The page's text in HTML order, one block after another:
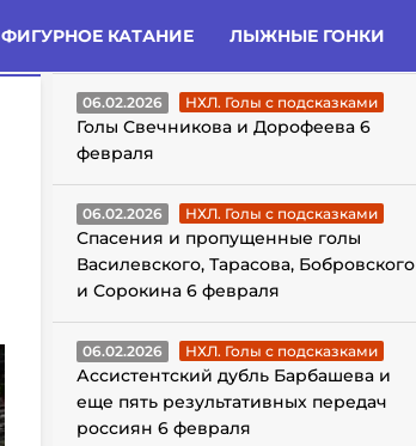
ФИГУРНОЕ КАТАНИЕ ЛЫЖНЫЕ ГОНКИ
ГОЛЫ С ПОДСКАЗКАМИ
06.02.2026 НХЛ. Голы с подсказками
Голы Свечникова и Дорофеева 6
февраля
06.02.2026 НХЛ. Голы с подсказками
Спасения и пропущенные голы
Василевского, Тарасова, Бобровского
и Сорокина 6 февраля
06.02.2026 НХЛ. Голы с подсказками
Ассистентский дубль Барбашева и
еще пять результативных передач
россиян 6 февраля